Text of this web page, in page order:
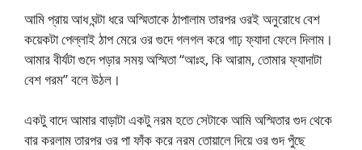
আমি প্রায় আধ ঘন্টা ধরে অস্মিতাকে ঠাপালাম তারপর ওরই অনুরোধে বেশ
কয়েকটা পেল্লাই ঠাপ মেরে ওর গুদে গলগল করে গাঢ় ফ্যাদা ফেলে দিলাম।
আমার বীর্যটা গুদে পড়ার সময় অস্মিতা “আঃহ, কি আরাম, তোমার ফ্যাদাটা
বেশ গরম” বলে উঠল।
একটু বাদে আমার বাড়াটা একটু নরম হতে সেটাকে আমি অস্মিতার গুদ থেকে
বার করলাম তারপর ওর পা ফাঁক করে নরম তোয়ালে দিয়ে ওর গুদ পুঁছে